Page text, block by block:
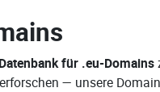
für .eu-Domains
— unsere